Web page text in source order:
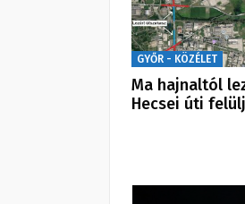
GYŐR - KÖZÉLET
Ma hajnaltól
Hecsei úti